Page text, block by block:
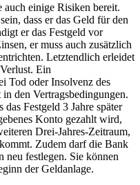
einige Risiken bereit.
dass er das Geld für den
er das Festgeld vor
er muss auch zusätzlich
Letztendlich erleidet
Ein
Tod oder Insolvenz des
den Vertragsbedingungen.
Festgeld 3 Jahre später
Konto gezahlt wird,
Drei-Jahres-Zeitraum,
Zudem darf die Bank
neu festlegen. Sie können
der Geldanlage.